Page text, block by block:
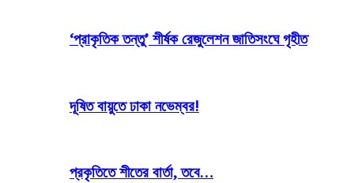
‘প্রাকৃতিক তন্তু’ শীর্ষক রেজুলেশন জাতিসংঘে গৃহীত
দূষিত বায়ুতে ঢাকা নভেম্বর!
প্রকৃতিতে শীতের বার্তা, তবে…